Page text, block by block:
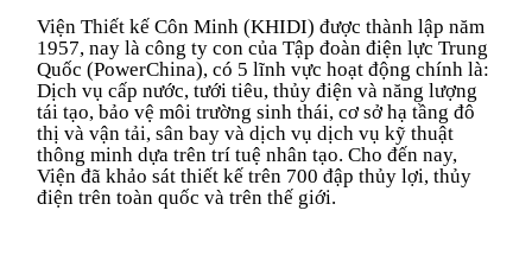
Viện Thiết kế Côn Minh (KHIDI) được thành lập năm
1957, nay là công ty con của Tập đoàn điện lực Trung
Quốc (PowerChina), có 5 lĩnh vực hoạt động chính là:
Dịch vụ cấp nước, tưới tiêu, thủy điện và năng lượng
tái tạo, bảo vệ môi trường sinh thái, cơ sở hạ tầng đô
thị và vận tải, sân bay và dịch vụ dịch vụ kỹ thuật
thông minh dựa trên trí tuệ nhân tạo. Cho đến nay,
Viện đã khảo sát thiết kế trên 700 đập thủy lợi, thủy
điện trên toàn quốc và trên thế giới.